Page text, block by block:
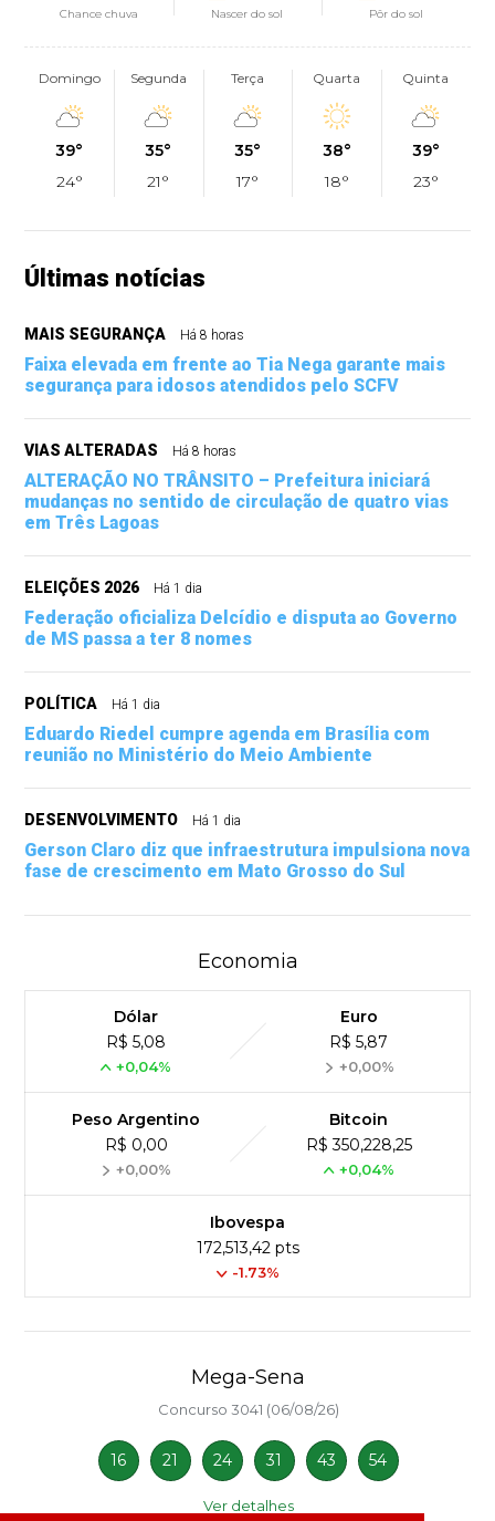
Chance chuva Nascer do sol Pôr do sol
Domingo
39°
24°
Segunda
35°
21°
Terça
35°
17°
Quarta
38°
18°
Quinta
39°
23°
Últimas notícias
MAIS SEGURANÇA Há 8 horas
Faixa elevada em frente ao Tia Nega garante mais
segurança para idosos atendidos pelo SCFV
VIAS ALTERADAS Há 8 horas
ALTERAÇÃO NO TRÂNSITO – Prefeitura iniciará
mudanças no sentido de circulação de quatro vias
em Três Lagoas
ELEIÇÕES 2026 Há 1 dia
Federação oficializa Delcídio e disputa ao Governo
de MS passa a ter 8 nomes
POLÍTICA Há 1 dia
Eduardo Riedel cumpre agenda em Brasília com
reunião no Ministério do Meio Ambiente
DESENVOLVIMENTO Há 1 dia
Gerson Claro diz que infraestrutura impulsiona nova
fase de crescimento em Mato Grosso do Sul
Economia
Dólar
R$ 5,08
+0,04%
Euro
R$ 5,87
+0,00%
Peso Argentino
R$ 0,00
+0,00%
Bitcoin
R$ 350,228,25
+0,04%
Ibovespa
172,513,42 pts
-1.73%
Mega-Sena
Concurso 3041 (06/08/26)
16 21 24 31 43 54
Ver detalhes